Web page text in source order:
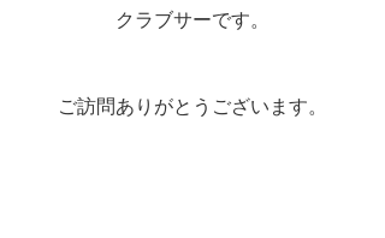
クラブサーです。
ご訪問ありがとうございます。